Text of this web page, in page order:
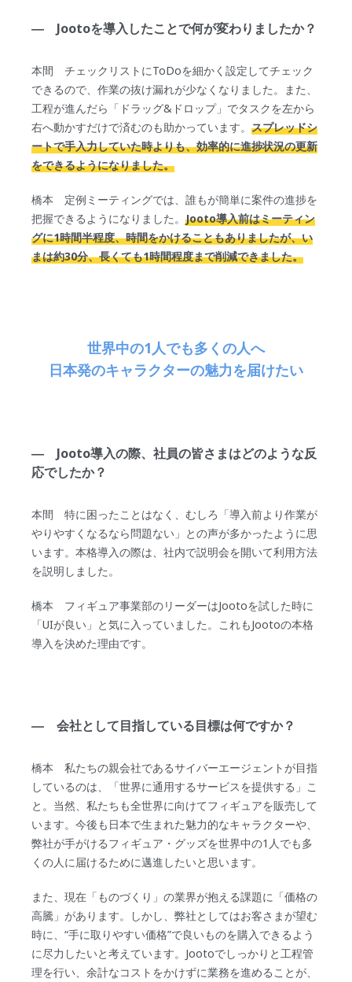
― Jootoを導入したことで何が変わりましたか？
本間 チェックリストにToDoを細かく設定してチェック
できるので、作業の抜け漏れが少なくなりました。また、
工程が進んだら「ドラッグ&ドロップ」でタスクを左から
右へ動かすだけで済むのも助かっています。スプレッドシ
ートで手入力していた時よりも、効率的に進捗状況の更新
をできるようになりました。
橋本 定例ミーティングでは、誰もが簡単に案件の進捗を
把握できるようになりました。Jooto導入前はミーティン
グに1時間半程度、時間をかけることもありましたが、い
まは約30分、長くても1時間程度まで削減できました。
世界中の1人でも多くの人へ
日本発のキャラクターの魅力を届けたい
― Jooto導入の際、社員の皆さまはどのような反
応でしたか？
本間 特に困ったことはなく、むしろ「導入前より作業が
やりやすくなるなら問題ない」との声が多かったように思
います。本格導入の際は、社内で説明会を開いて利用方法
を説明しました。
橋本 フィギュア事業部のリーダーはJootoを試した時に
「UIが良い」と気に入っていました。これもJootoの本格
導入を決めた理由です。
― 会社として目指している目標は何ですか？
橋本 私たちの親会社であるサイバーエージェントが目指
しているのは、「世界に通用するサービスを提供する」こ
と。当然、私たちも全世界に向けてフィギュアを販売して
います。今後も日本で生まれた魅力的なキャラクターや、
弊社が手がけるフィギュア・グッズを世界中の1人でも多
くの人に届けるために邁進したいと思います。
また、現在「ものづくり」の業界が抱える課題に「価格の
高騰」があります。しかし、弊社としてはお客さまが望む
時に、“手に取りやすい価格”で良いものを購入できるよう
に尽力したいと考えています。Jootoでしっかりと工程管
理を行い、余計なコストをかけずに業務を進めることが、